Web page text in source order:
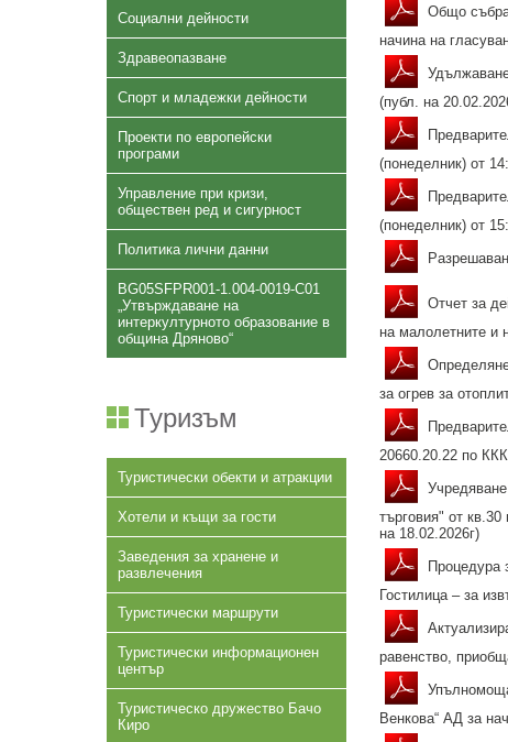
Социални дейности
Здравеопазване
Спорт и младежки дейности
Проекти по европейски
програми
Управление при кризи,
обществен ред и сигурност
Политика лични данни
BG05SFPR001-1.004-0019-C01
„Утвърждаване на
интеркултурното образование в
община Дряново“
Туризъм
Туристически обекти и атракции
Хотели и къщи за гости
Заведения за хранене и
развлечения
Туристически маршрути
Туристически информационен
център
Туристическо дружество Бачо
Киро
Общо
начина на
(публ. на
(понеделник) от
(понеделник) от
Отчет за
на малолетните и
за огрев за
20660.20.22 по
търговия" от
на 18.02.2026г)
Процедура
Гостилица – за
равенство,
Венкова“ АД за